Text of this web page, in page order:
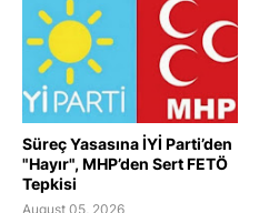
Süreç Yasasına İYİ Parti’den
"Hayır", MHP’den Sert FETÖ
Tepkisi
August 05, 2026